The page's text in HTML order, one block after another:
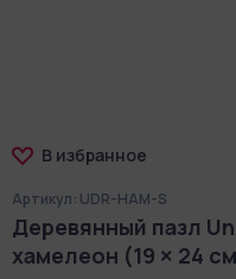
В избранное
Артикул: UDR-HAM-S
Деревянный пазл
хамелеон (19 × 24